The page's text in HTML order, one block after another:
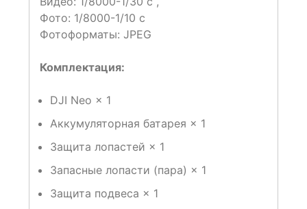
Фото: 1/8000-1/10 с
Фотоформаты: JPEG
Комплектация:
DJI Neo × 1
Аккумуляторная батарея × 1
Защита лопастей × 1
Запасные лопасти (пара) × 1
Защита подвеса × 1